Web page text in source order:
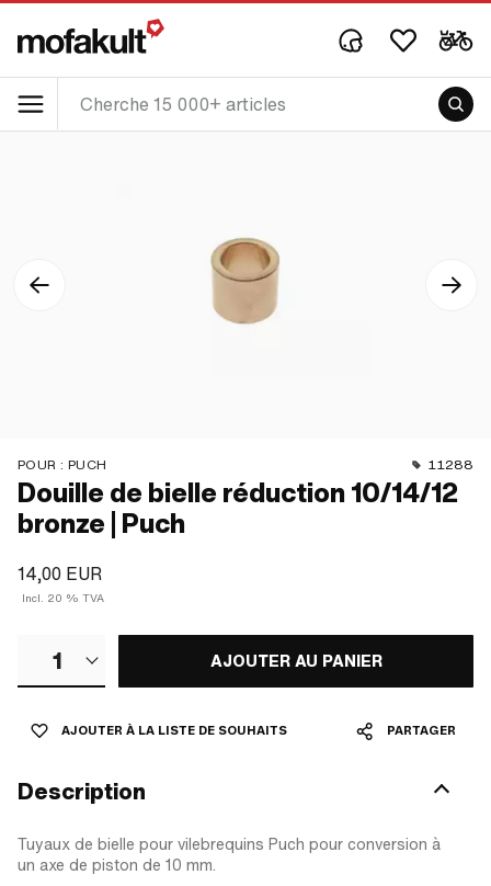
POUR : PUCH 11288
Douille de bielle réduction 10/14/12
bronze | Puch
14,00 EUR
Incl. 20 % TVA
1 AJOUTER AU PANIER
AJOUTER À LA LISTE DE SOUHAITS PARTAGER
Description
Tuyaux de bielle pour vilebrequins Puch pour conversion à
un axe de piston de 10 mm.